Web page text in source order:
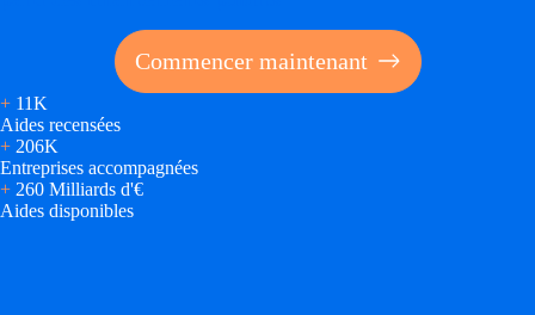
Commencer maintenant
+ 11K
Aides recensées
+ 206K
Entreprises accompagnées
+ 260 Milliards d'€
Aides disponibles